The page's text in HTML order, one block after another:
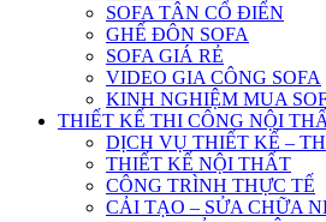
SOFA TÂN CỔ ĐIỂN
GHẾ ĐÔN SOFA
SOFA GIÁ RẺ
VIDEO GIA CÔNG SOFA
KINH NGHIỆM MUA
THIẾT KẾ THI CÔNG NỘI
DỊCH VỤ THIẾT KẾ –
THIẾT KẾ NỘI THẤT
CÔNG TRÌNH THỰC TẾ
CẢI TẠO – SỬA CHỮA